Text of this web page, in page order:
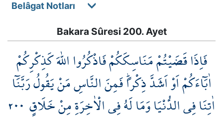
Belâgat Notları
Bakara Sûresi 200. Ayet
فَاِذَا قَضَيْتُمْ مَنَاسِكَكُمْ فَاذْكُرُوا اللّٰهَ كَذِكْرِكُمْ
اٰبَٓاءَكُمْ اَوْ اَشَدَّ ذِكْراًۜ فَمِنَ النَّاسِ مَنْ يَقُولُ رَبَّنَٓا
اٰتِنَا فِي الدُّنْيَا وَمَا لَهُ فِي الْاٰخِرَةِ مِنْ خَلَاقٍ ٢٠٠